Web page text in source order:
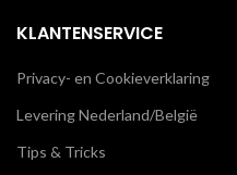
KLANTENSERVICE
Privacy- en Cookieverklaring
Levering Nederland/België
Tips & Tricks